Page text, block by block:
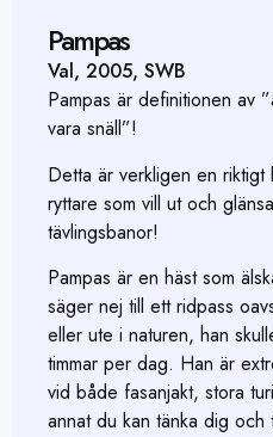
Pampas
Val, 2005, SWB
Pampas är definitionen av
vara snäll”!
Detta är verkligen en
ryttare som vill ut och
tävlingsbanor!
Pampas är en häst som
säger nej till ett ridpass
eller ute i naturen, han
timmar per dag. Han är
vid både fasanjakt, stora
annat du kan tänka dig och